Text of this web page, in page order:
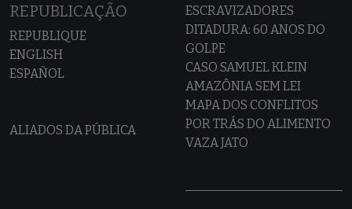
REPUBLICAÇÃO
REPUBLIQUE
ENGLISH
ESPAÑOL
ALIADOS DA PÚBLICA
ESCRAVIZADORES
DITADURA: 60 ANOS DO
GOLPE
CASO SAMUEL KLEIN
AMAZÔNIA SEM LEI
MAPA DOS CONFLITOS
POR TRÁS DO ALIMENTO
VAZA JATO